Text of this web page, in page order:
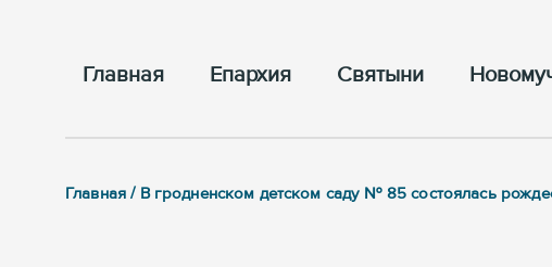
Главная Епархия Cвятыни
Главная / В гродненском детском саду № 85 состоялась